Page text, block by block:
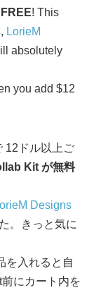
! This
, LorieM
absolutely
you add $12
12ドル以上ご
Kit が無料
Designs
。きっと気に
を入れると自
にカート内を